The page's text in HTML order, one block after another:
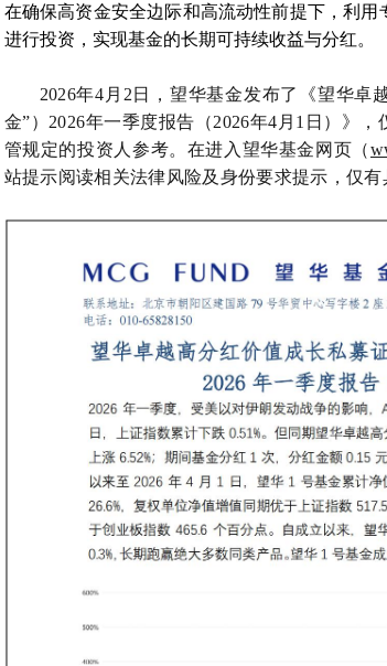
在确保高资金安全边际和高流动性前提下，利用
进行投资，实现基金的长期可持续收益与分红。
2026年4月2日，望华基金发布了《望华卓
金”）2026年一季度报告（2026年4月1日） 》，
管规定的投资人参考。在进入望华基金网页（
站提示阅读相关法律风险及身份要求提示，仅